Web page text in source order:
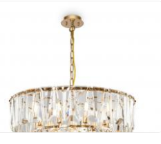
Люстра Maytoni Puntes
MOD043PL-12G
90 000 руб.